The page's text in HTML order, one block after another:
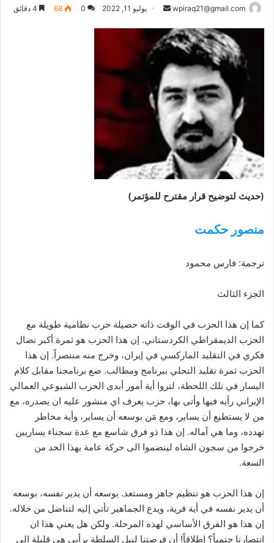
wpiraq21@gmail.com
أرسل
إلكترونيا
يوليو 11, 2022 0
68
(حديث لتوضيح قرار مقترح للمؤتمر)
منصور حكمت
ترجمة: فارس محمود
الجزء الثالث
كما إن هذا الحزب في الوقت ذاته حصيلة حرب نظامية طويلة مع
الحزب الديمقراطي الكردستاني. إن هذا الحزب هو ثمرة أكبر نضال
فكري في التقليد الماركسي في إيران، وخرج منه منتصراً. إن هذا
الحزب ثمرة تقليد التحلي ببرنامج ومطالب. ضع برنامجنا مقابل كلام
اليسار في تلك اللحظة، لتروا أية أمور أبدى الحزب الشيوعي العمالي
الإيراني رأيه فيها وأتى بها، حزب يعرف اي منشور عليه ان يصدره، مع
من لا يستطيع أن يساير، ومع مَن بوسعه أن يساير، وأية مخاطر
تهدده، وما هي آماله. إن هذا ذو فرق شاسع مع عدة سجناء يساريين
خرجوا من سجون الشاه لينضموا الى حركة عامة بهذا الحد من
السعة.
إن هذا الحزب هو تنظيم جاهز ومستعد. بوسعه أن يدير نفسه، بوسعه
أن يدير نفسه في أية قرية، ويدع الجماهير تأتي إليه لتناضل من خلاله.
إن هذا هو الفرق الأساسي لهذه المرحلة. ولكن هل يعني هذا ان
انتصارنا حتمياً؟ إطلاقاً! أن فرصتنا لنيل السلطة برأيي هي قليلة الى